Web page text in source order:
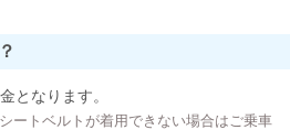
となります。
ートベルトが着用できない場合はご乗車